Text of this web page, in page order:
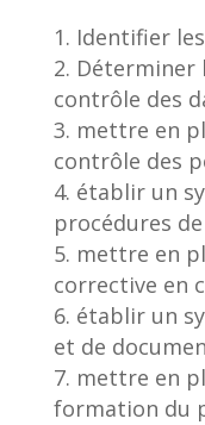
Identifier
Déterminer
contrôle des
mettre en
contrôle des
établir un
procédures
mettre en
corrective en
établir un
et de
mettre en
formation du